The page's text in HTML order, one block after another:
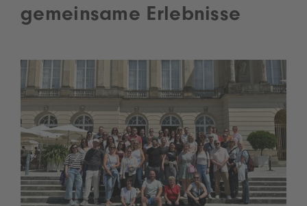
gemeinsame Erlebnisse